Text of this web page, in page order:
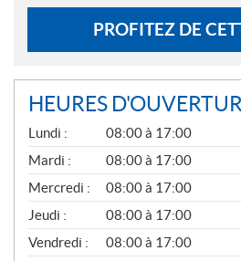
PROFITEZ DE
HEURES
G
É
N
É
R
A
L
Lundi :
08:00 à 17:00
Mardi :
08:00 à 17:00
Mercredi :
08:00 à 17:00
Jeudi :
08:00 à 17:00
Vendredi :
08:00 à 17:00